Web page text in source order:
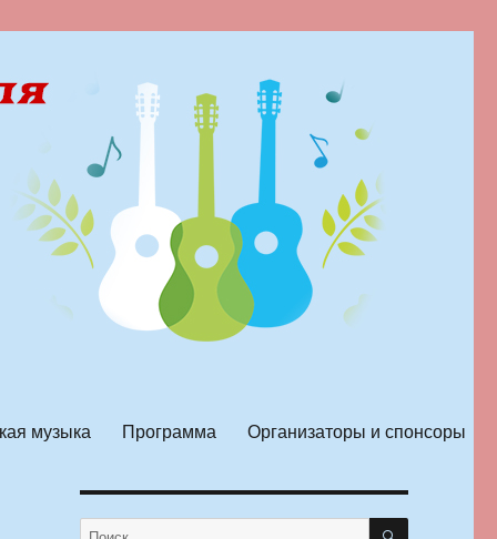
музыка Программа Организаторы и спонсоры
Искать: ПОИСК